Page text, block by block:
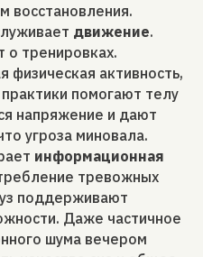
восстановления.
движение.
о тренировках.
физическая активность,
помогают телу
напряжение и дают
угроза миновала.
информационная
тревожных
поддерживают
Даже частичное
шума вечером